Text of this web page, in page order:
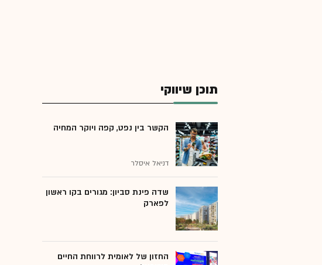
תוכן שיווקי
הקשר בין נפט, קפה ויוקר המחיה
דניאל איסלר
שדה פינת סביון: מגורים בקו ראשון
לפארק
החזון של לאומית לרווחת החיים